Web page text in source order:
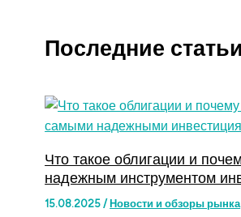
Последние статьи
Что такое облигации и
надежным инструментом
15.08.2025/ Новости и обзоры рынка